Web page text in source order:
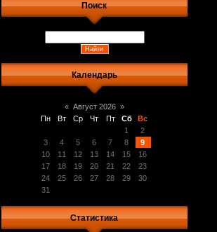
Поиск
Календарь
« Август 2026 »
Пн
Вт Ср Чт Пт Сб
Вс
1
2
3
4 5 6 7 8
9
10
11 12 13 14 15
16
17
18 19 20 21 22
23
24
25 26 27 28 29
30
31
Статистика